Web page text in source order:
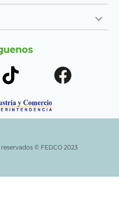
©️ FEDCO 2023